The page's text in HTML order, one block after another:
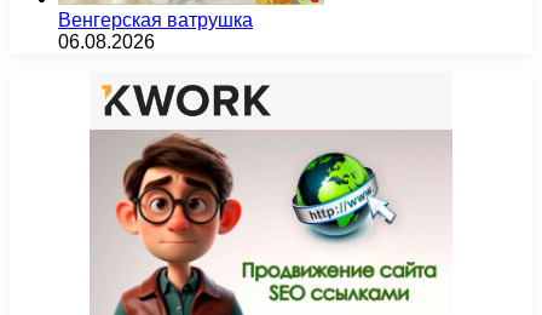
Венгерская ватрушка
06.08.2026